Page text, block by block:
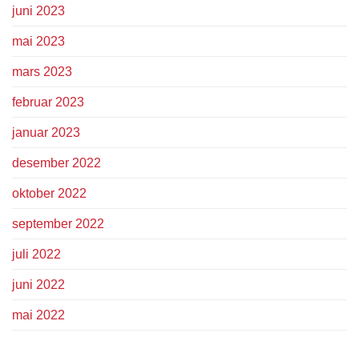
juni 2023
mai 2023
mars 2023
februar 2023
januar 2023
desember 2022
oktober 2022
september 2022
juli 2022
juni 2022
mai 2022